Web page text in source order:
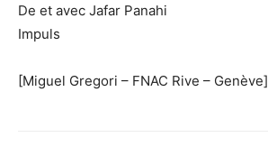
De et avec Jafar Panahi
Impuls
[Miguel Gregori – FNAC Rive – Genève]